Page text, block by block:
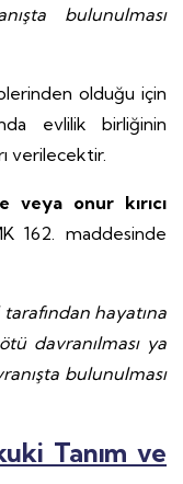
bulunulması
olduğu için
evlilik birliğinin
verilecektir.
veya onur kırıcı
162. maddesinde
hayatına
davranılması ya
bulunulması
Tanım ve